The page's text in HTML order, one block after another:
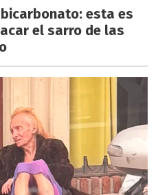
esta es
el sarro de las